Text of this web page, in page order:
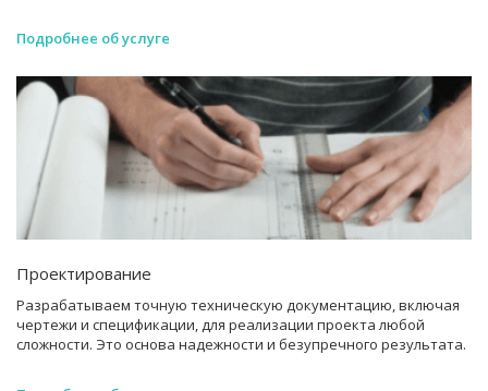
Подробнее об услуге
Проектирование
Разрабатываем точную техническую документацию, включая
чертежи и спецификации, для реализации проекта любой
сложности. Это основа надежности и безупречного результата.